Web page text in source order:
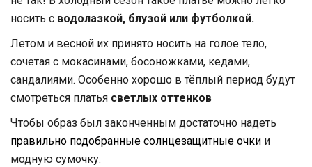
носить с водолазкой, блузой или футболкой.
Летом и весной их принято носить на голое тело,
сочетая с мокасинами, босоножками, кедами,
сандалиями. Особенно хорошо в тёплый период будут
смотреться платья светлых оттенков
Чтобы образ был законченным достаточно надеть
правильно подобранные солнцезащитные очки и
модную сумочку.